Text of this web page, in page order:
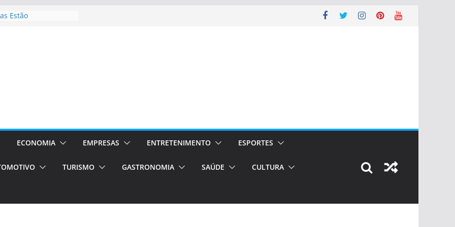
Estão
em Porto
de transfer,
de alto padrão
bolsas –
para o segundo
únicas e
de volta!
ECONOMIA EMPRESAS ENTRETENIMENTO ESPORTES
TURISMO GASTRONOMIA SAÚDE CULTURA